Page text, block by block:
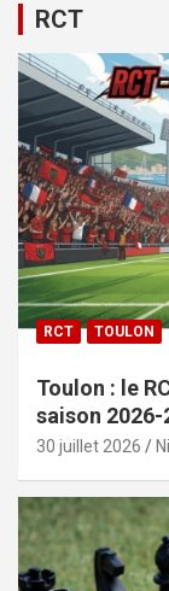
RCT
RCT TOULON
Toulon : le
saison
30 juillet 2026